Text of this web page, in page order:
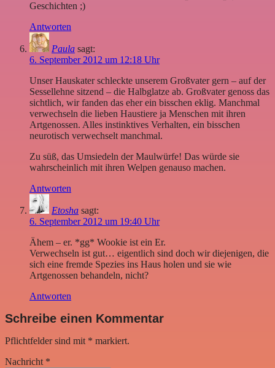
Geschichten ;)
Antworten
Paula sagt:
6. September 2012 um 12:18 Uhr
Unser Hauskater schleckte unserem Großvater gern – auf der
Sessellehne sitzend – die Halbglatze ab. Großvater genoss das
sichtlich, wir fanden das eher ein bisschen eklig. Manchmal
verwechseln die lieben Haustiere ja Menschen mit ihren
Artgenossen. Alles instinktives Verhalten, ein bisschen
neurotisch verwechselt manchmal.
Zu süß, das Umsiedeln der Maulwürfe! Das würde sie
wahrscheinlich mit ihren Welpen genauso machen.
Antworten
Etosha sagt:
6. September 2012 um 19:40 Uhr
Ähem – er. *gg* Wookie ist ein Er.
Verwechseln ist gut… eigentlich sind doch wir diejenigen, die
sich eine fremde Spezies ins Haus holen und sie wie
Artgenossen behandeln, nicht?
Antworten
Schreibe einen Kommentar
Pflichtfelder sind mit * markiert.
Nachricht *